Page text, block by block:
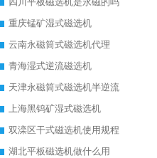
重庆锰矿湿式磁选机
云南永磁筒式磁选机代理
青海湿式逆流磁选机
天津永磁筒式磁选机半逆流
上海黑钨矿湿式磁选机
双滦区干式磁选机使用规程
湖北平板磁选机做什么用